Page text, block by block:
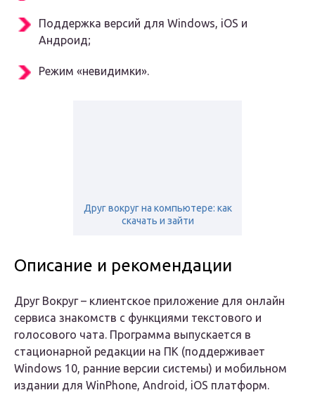
Поддержка версий для Windows, iOS и
Андроид;
Режим «невидимки».
Друг вокруг на компьютере: как
скачать и зайти
Описание и рекомендации
Друг Вокруг – клиентское приложение для онлайн
сервиса знакомств с функциями текстового и
голосового чата. Программа выпускается в
стационарной редакции на ПК (поддерживает
Windows 10, ранние версии системы) и мобильном
издании для WinPhone, Android, iOS платформ.